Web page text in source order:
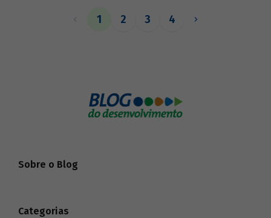
sustentável, inclusivo e inovativo” do
1 2 3 4
Sobre o Blog
Categorias